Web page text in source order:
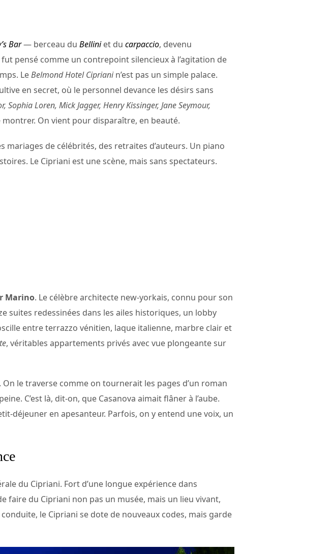
Bar— berceau du Belliniet du carpaccio, devenu
pensé comme un contrepoint silencieux à l’agitation de
LeBelmond Hotel Ciprianin’est pas un simple palace.
en secret, où le personnel devance les désirs sans
Sophia Loren, Mick Jagger, Henry Kissinger, Jane Seymour,
On vient pour disparaître, en beauté.
mariages de célébrités, des retraites d’auteurs. Un piano
Le Cipriani est une scène, mais sans spectateurs.
Marino. Le célèbre architecte new-yorkais, connu pour son
suites redessinées dans les ailes historiques, un lobby
entre terrazzo vénitien, laque italienne, marbre clair et
, véritables appartements privés avec vue plongeante sur
le traverse comme on tournerait les pages d’un roman
C’est là, dit-on, que Casanova aimait flâner à l’aube.
déjeuner en apesanteur. Parfois, on y entend une voix, un
du Cipriani. Fort d’une longue expérience dans
faire du Cipriani non pas un musée, mais un lieu vivant,
le Cipriani se dote de nouveaux codes, mais garde